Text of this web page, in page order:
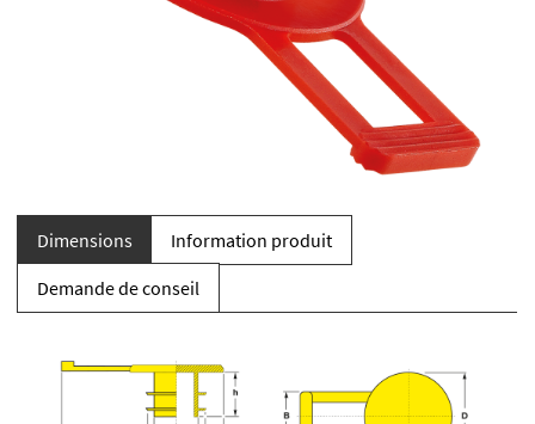
Dimensions
Information produit
Demande de conseil